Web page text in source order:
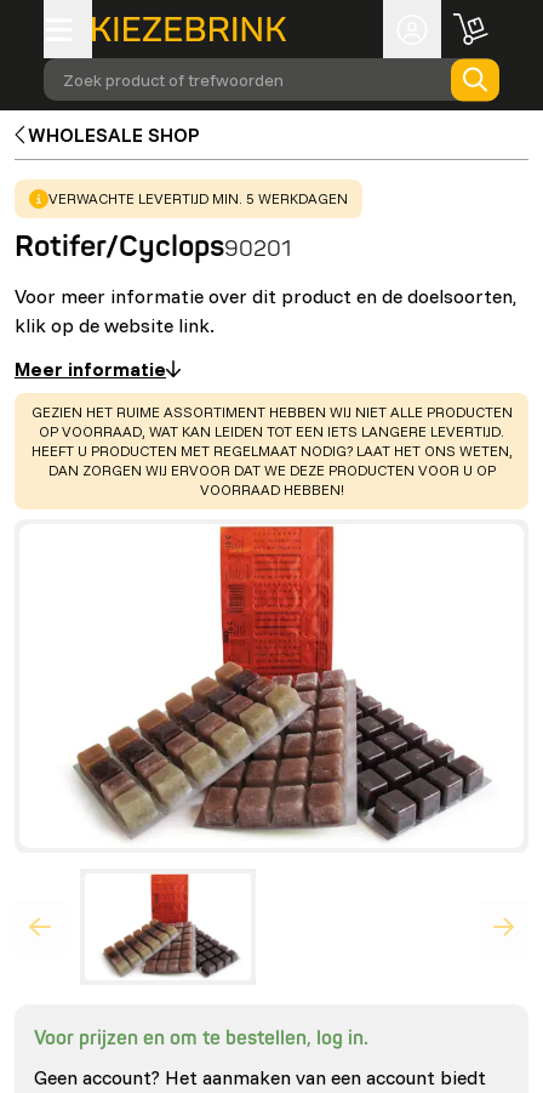
Zoek product of trefwoorden
WHOLESALE SHOP
WARNING:
VERWACHTE LEVERTIJD MIN. 5 WERKDAGEN
Rotifer/Cyclops90201
Voor meer informatie over dit product en de doelsoorten,
klik op de website link.
Meer informatie
WARNING:
GEZIEN HET RUIME ASSORTIMENT HEBBEN WIJ NIET ALLE PRODUCTEN
OP VOORRAAD, WAT KAN LEIDEN TOT EEN IETS LANGERE LEVERTIJD.
HEEFT U PRODUCTEN MET REGELMAAT NODIG? LAAT HET ONS WETEN,
DAN ZORGEN WIJ ERVOOR DAT WE DEZE PRODUCTEN VOOR U OP
VOORRAAD HEBBEN!
Voor prijzen en om te bestellen, log in.
Geen account? Het aanmaken van een account biedt